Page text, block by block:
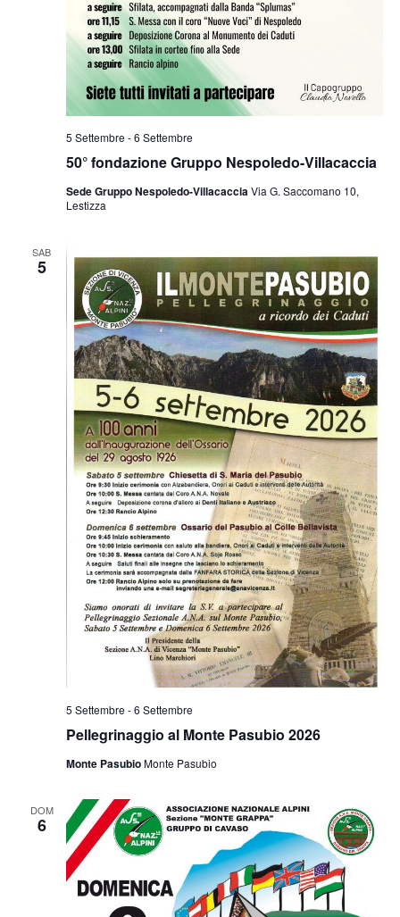
50° fondazione Gruppo Nespoledo-Villacaccia
5 Settembre -6 Settembre
Sede Gruppo Nespoledo-VillacacciaVia G. Saccomano 10,
Lestizza
SAB
5
Pellegrinaggio al Monte Pasubio 2026
5 Settembre -6 Settembre
Monte PasubioMonte Pasubio
DOM
6